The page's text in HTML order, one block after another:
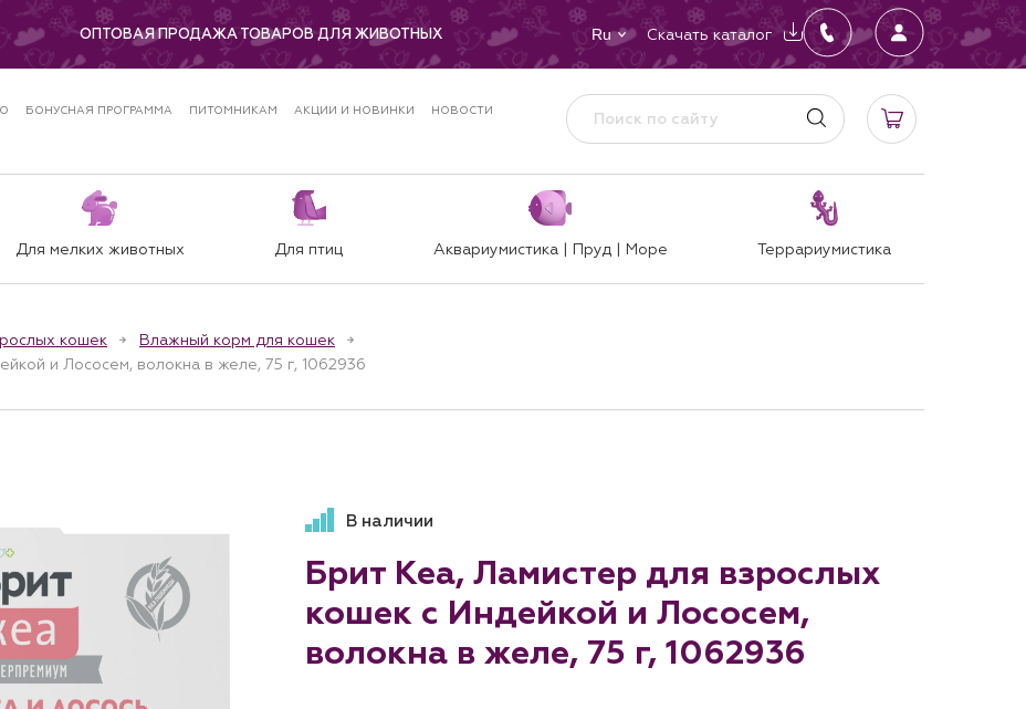
ОПТОВАЯ ПРОДАЖА ТОВАРОВ ДЛЯ ЖИВОТНЫХ Ru Скачать каталог
БОНУСНАЯ ПРОГРАММА ПИТОМНИКАМ АКЦИИ И НОВИНКИ
НОВОСТИ
Для мелких животных Для птиц Аквариумистика | Пруд | Море Террариумистика
кошек
Влажный корм для кошек
и Лососем, волокна в желе, 75 г, 1062936
В наличии
Брит Кеа, Ламистер для взрослых
кошек с Индейкой и Лососем,
волокна в желе, 75 г, 1062936